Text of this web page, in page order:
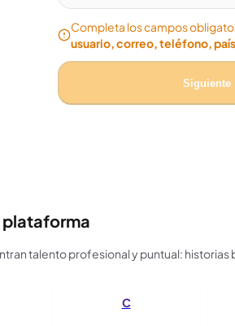
Completa los campos
usuario, correo, teléfono, país
Siguiente
plataforma
talento profesional y puntual: historias
C